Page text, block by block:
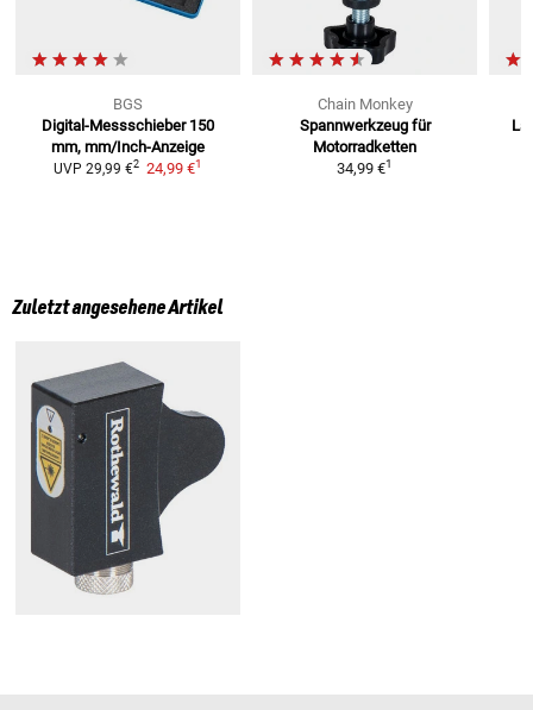
BGS
Digital-Messschieber 150
mm, mm/Inch-Anzeige
UVP 29,99 €2 24,99 €1
Chain Monkey
Spannwerkzeug für
Motorradketten
34,99 €1
Zuletzt angesehene Artikel